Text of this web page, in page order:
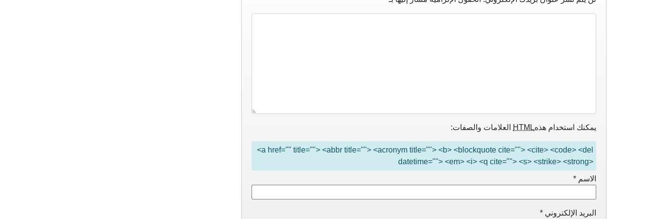
يمكنك استخدام هذهHTML العلامات والصفات:
<a href="" title=""> <abbr title=""> <acronym title=""> <b> <blockquote cite=""> <cite> <code> <del
datetime=""> <em> <i> <q cite=""> <s> <strike> <strong>
الاسم *
البريد الإلكتروني *